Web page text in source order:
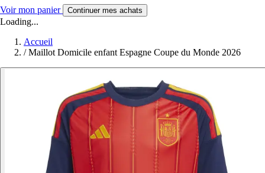
Voir mon panier Continuer mes achats
Loading...
Accueil
/ Maillot Domicile enfant Espagne Coupe du Monde 2026